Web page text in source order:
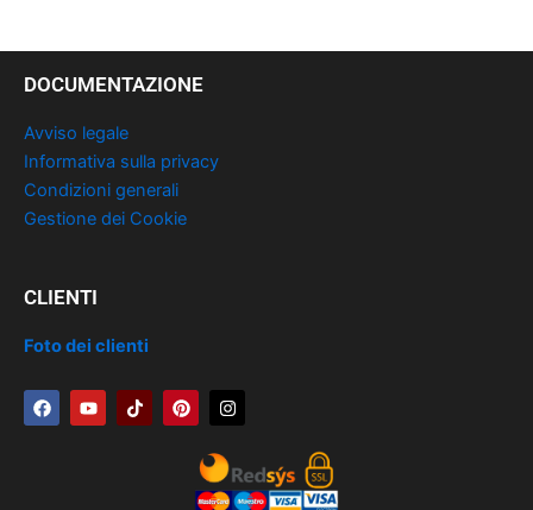
DOCUMENTAZIONE
Avviso legale
Informativa sulla privacy
Condizioni generali
Gestione dei Cookie
CLIENTI
Foto dei clienti
F
a
Y
o
T
i
P
i
I
n
a
g
r